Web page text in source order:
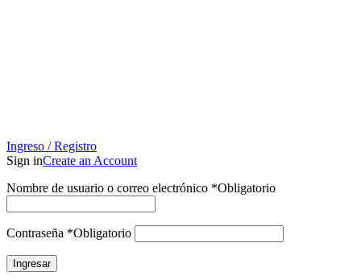
Ingreso / Registro
Sign inCreate an Account
Nombre de usuario o correo electrónico *Obligatorio
Contraseña *Obligatorio
Ingresar